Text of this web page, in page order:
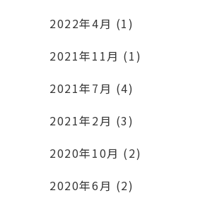
2022年4月 (1)
2021年11月 (1)
2021年7月 (4)
2021年2月 (3)
2020年10月 (2)
2020年6月 (2)